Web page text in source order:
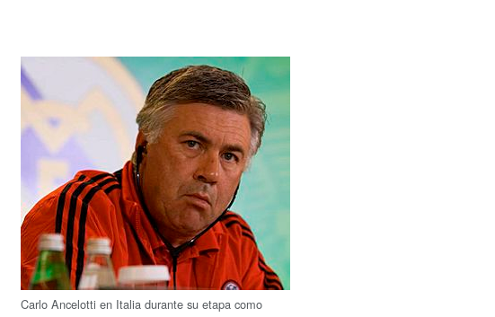
Carlo Ancelotti en Italia durante su etapa como